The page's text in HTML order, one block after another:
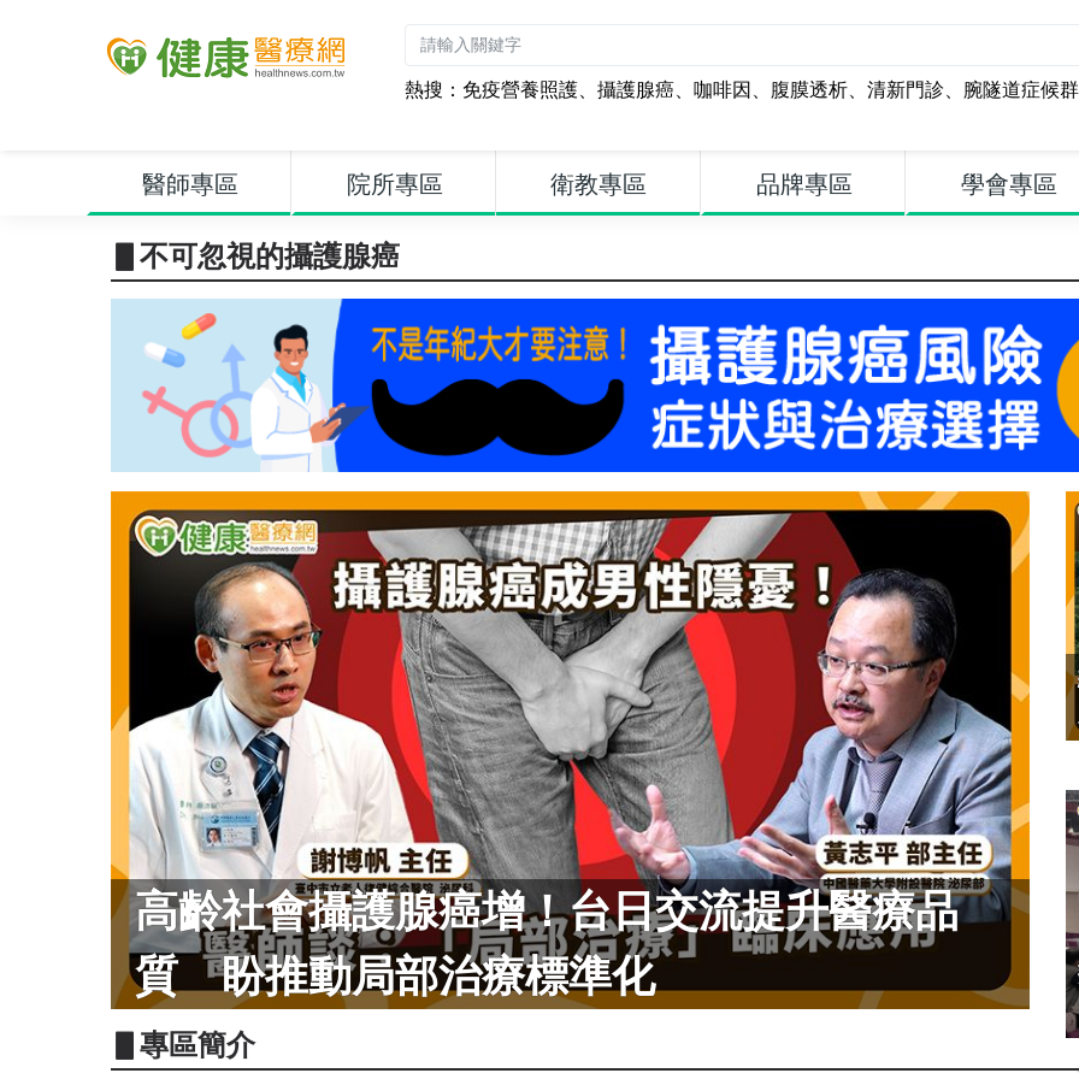
熱搜： 免疫營養照護、 攝護腺癌、 咖啡因、 腹膜透析、 清新門診、 腕隧道症候群
醫師專區 院所專區 衛教專區 品牌專區 學會專區
▋不可忽視的攝護腺癌
高齡社會攝護腺癌增！台日交流提升醫療品
質 盼推動局部治療標準化
▋專區簡介